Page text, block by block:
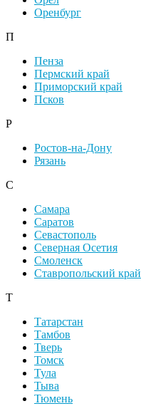
Оренбург
П
Пенза
Пермский край
Приморский край
Псков
Р
Ростов-на-Дону
Рязань
С
Самара
Саратов
Севастополь
Северная Осетия
Смоленск
Ставропольский край
Т
Татарстан
Тамбов
Тверь
Томск
Тула
Тыва
Тюмень